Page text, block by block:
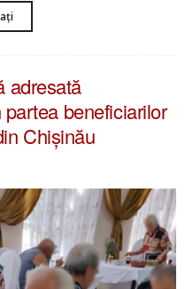
adresată
beneficiarilor
Chișinău